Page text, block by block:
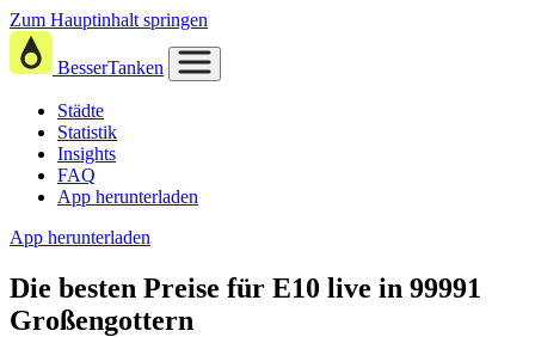
Zum Hauptinhalt springen
BesserTanken
Städte
Statistik
Insights
FAQ
App herunterladen
App herunterladen
Die besten Preise für E10 live in 99991
Großengottern